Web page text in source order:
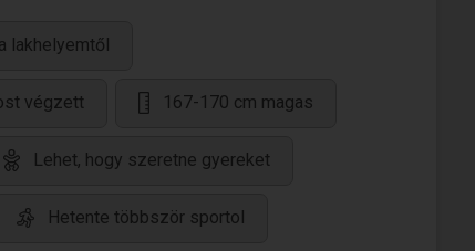
lakhelyemtől
végzett 167-170 cm magas
Lehet, hogy szeretne gyereket
Hetente többször sportol